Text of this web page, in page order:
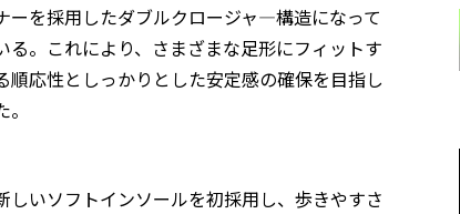
ーを採用したダブルクロージャ―構造になって
る。これにより、さまざまな足形にフィットす
順応性としっかりとした安定感の確保を目指し
。
いソフトインソールを初採用し、歩きやすさ